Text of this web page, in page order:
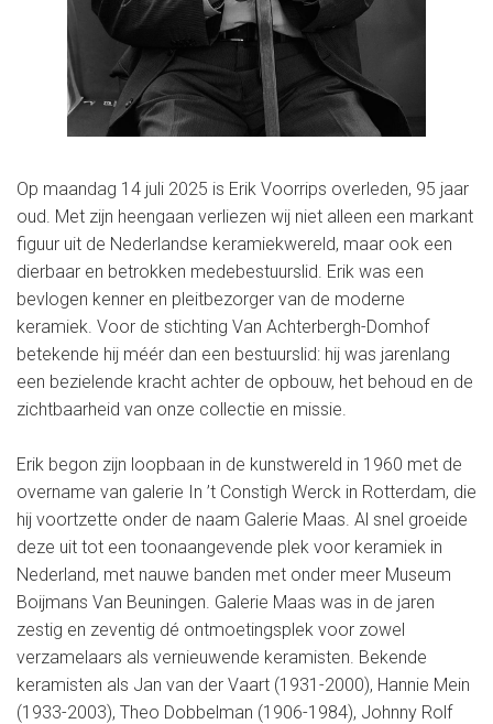
Op maandag 14 juli 2025 is Erik Voorrips overleden, 95 jaar
oud. Met zijn heengaan verliezen wij niet alleen een markant
figuur uit de Nederlandse keramiekwereld, maar ook een
dierbaar en betrokken medebestuurslid. Erik was een
bevlogen kenner en pleitbezorger van de moderne
keramiek. Voor de stichting Van Achterbergh-Domhof
betekende hij méér dan een bestuurslid: hij was jarenlang
een bezielende kracht achter de opbouw, het behoud en de
zichtbaarheid van onze collectie en missie.
Erik begon zijn loopbaan in de kunstwereld in 1960 met de
overname van galerie In ’t Constigh Werck in Rotterdam, die
hij voortzette onder de naam Galerie Maas. Al snel groeide
deze uit tot een toonaangevende plek voor keramiek in
Nederland, met nauwe banden met onder meer Museum
Boijmans Van Beuningen. Galerie Maas was in de jaren
zestig en zeventig dé ontmoetingsplek voor zowel
verzamelaars als vernieuwende keramisten. Bekende
keramisten als Jan van der Vaart (1931-2000), Hannie Mein
(1933-2003), Theo Dobbelman (1906-1984), Johnny Rolf